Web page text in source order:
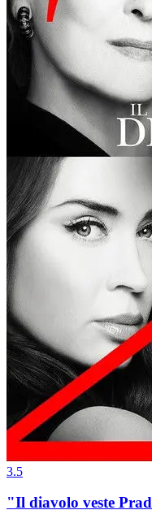
3.5
"Il diavolo veste